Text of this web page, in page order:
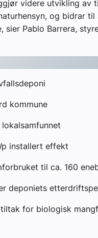
videre utvikling av
og bidrar til
Pablo Barrera,
kommune
installert effekt
til ca. 160
deponiets
for biologisk